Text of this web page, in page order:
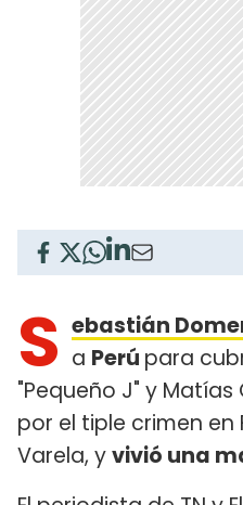
S ebastián
a Perú para
"Pequeño J" y
por el tiple crimen en
Varela, yvivió una